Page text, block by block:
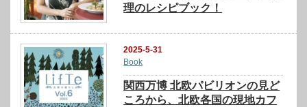
理のレシピブック！
2025-5-31
Book
関西万博 北欧パビリオンの見ど
ころから、北欧各国の現地カフ